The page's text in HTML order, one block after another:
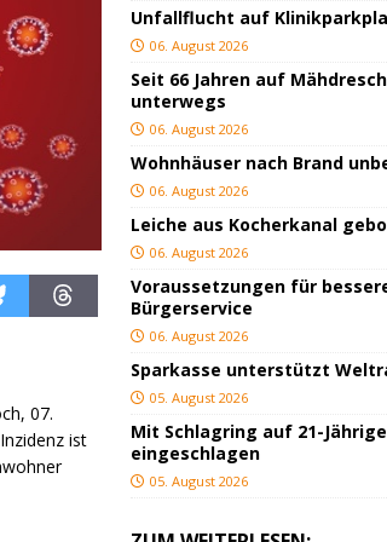
07.
ist
Unfallflucht auf
06. August 2026
Seit 66 Jahren auf
unterwegs
06. August 2026
Wohnhäuser nach Brand
06. August 2026
Leiche aus Kocherkanal
06. August 2026
Voraussetzungen für
Bürgerservice
06. August 2026
Sparkasse unterstützt
05. August 2026
Mit Schlagring auf 21-
eingeschlagen
05. August 2026